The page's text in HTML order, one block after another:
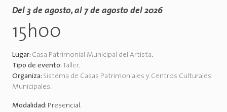
Del 3 de agosto, al 7 de agosto del 2026
15h00
Lugar: Casa Patrimonial Municipal del Artista.
Tipo de evento: Taller.
Organiza: Sistema de Casas Patrimoniales y Centros Culturales
Municipales.
Modalidad: Presencial.